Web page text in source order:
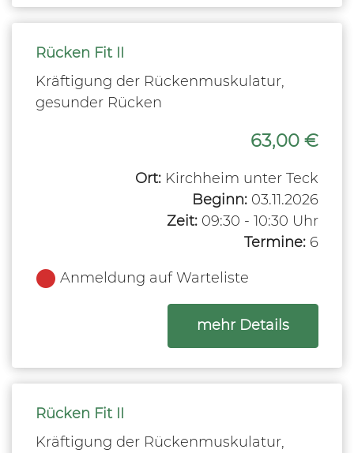
Rücken Fit II
Kräftigung der Rückenmuskulatur,
gesunder Rücken
63,00 €
Ort: Kirchheim unter Teck
Beginn: 03.11.2026
Zeit: 09:30 - 10:30 Uhr
Termine: 6
Anmeldung auf Warteliste
mehr Detailszum
Rücken Fit II
Kräftigung der Rückenmuskulatur,